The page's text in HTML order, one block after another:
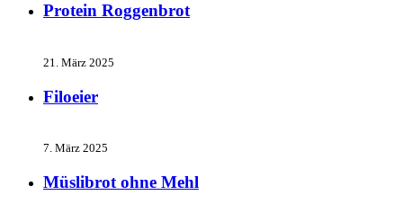
Protein Roggenbrot
21. März 2025
Filoeier
7. März 2025
Müslibrot ohne Mehl